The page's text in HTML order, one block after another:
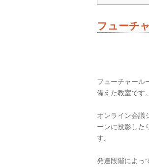
フューチ
フューチャール
備えた教室です
オンライン会議
ーンに投影した
す。
発達段階によっ